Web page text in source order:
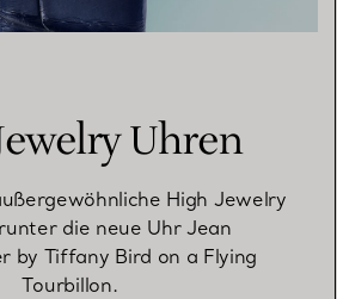
Uhren
High Jewelry
die neue Uhr Jean
by Tiffany Bird on a Flying
Tourbillon.